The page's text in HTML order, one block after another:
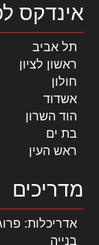
אינדקס
תל אביב
ראשון לציון
חולון
אשדוד
הוד השרון
בת ים
ראש העין
מדריכים
אדריכלות:
בנייה